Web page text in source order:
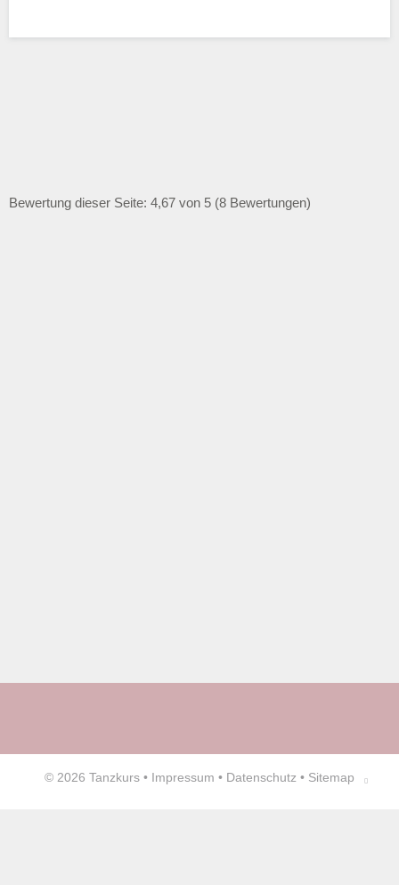
Bewertung dieser Seite: 4,67 von 5 (8 Bewertungen)
© 2026 Tanzkurs • Impressum • Datenschutz • Sitemap